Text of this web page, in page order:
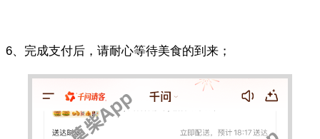
6、完成支付后，请耐心等待美食的到来；